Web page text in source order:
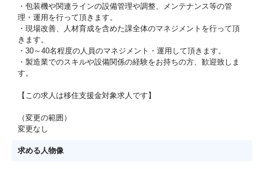
・包装機や関連ラインの設備管理や調整、メンテナンス等の管
理・運用を行って頂きます。
・現場改善、人材育成を含めた課全体のマネジメントを行って頂
きます。
・30～40名程度の人員のマネジメント・運用して頂きます。
・製造業でのスキルや設備関係の経験をお持ちの方、歓迎致しま
す。
【この求人は移住支援金対象求人です】
（変更の範囲）
変更なし
求める人物像